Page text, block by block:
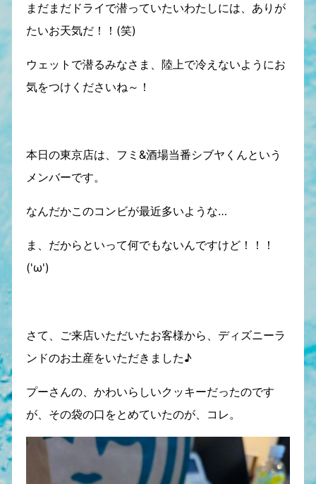
まだまだドライで潜っていたいわたしには、ありが
たいお天気だ！！(笑)
ウェットで潜るみなさま、陸上で冷えないようにお
気をつけくださいね～！
本日の東京店は、フミ&酒場当番シブヤくんという
メンバーです。
なんだかこのコンビが最近多いような…
ま、だからといって何でもないんですけど！！！
('ω')
さて、ご来店いただいたお客様から、ディズニーラ
ンドのお土産をいただきました♪
プーさんの、かわいらしいクッキーだったのです
が、その袋の口をとめていたのが、コレ。